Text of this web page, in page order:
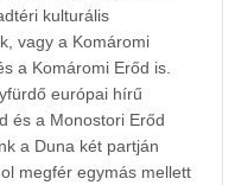
kulturális
vagy a Komáromi
a Komáromi Erőd is.
európai hírű
és a Monostori Erőd
a Duna két partján
megfér egymás mellett